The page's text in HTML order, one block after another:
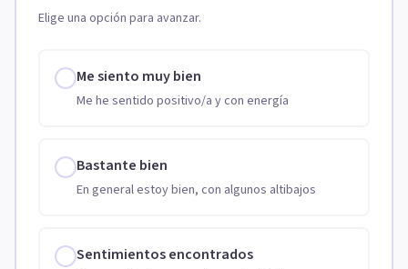
Elige una opción para avanzar.
Me siento muy bien
Me he sentido positivo/a y con energía
Bastante bien
En general estoy bien, con algunos altibajos
Sentimientos encontrados